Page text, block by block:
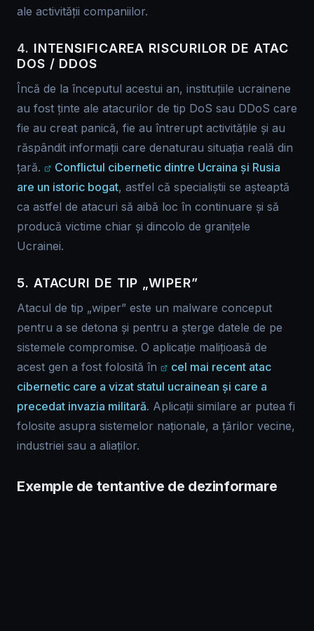
ale activității companiilor.
4. INTENSIFICAREA RISCURILOR DE ATAC
DOS / DDOS
Încă de la începutul acestui an, instituțiile ucrainene
au fost ținte ale atacurilor de tip DoS sau DDoS care
fie au creat panică, fie au întrerupt activitățile și au
răspândit informații care denaturau situația reală din
țară.
Conflictul cibernetic dintre Ucraina și Rusia
are un istoric bogat, astfel că specialiștii se așteaptă
ca astfel de atacuri să aibă loc în continuare și să
producă victime chiar și dincolo de granițele
Ucrainei.
5. ATACURI DE TIP „WIPER”
Atacul de tip „wiper” este un malware conceput
pentru a se detona și pentru a șterge datele de pe
sistemele compromise. O aplicație malițioasă de
acest gen a fost folosită în
cel mai recent atac
cibernetic care a vizat statul ucrainean și care a
precedat invazia militară. Aplicații similare ar putea fi
folosite asupra sistemelor naționale, a țărilor vecine,
industriei sau a aliaților.
Exemple de tentantive de dezinformare